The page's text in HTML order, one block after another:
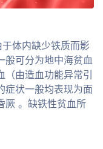
体内缺少铁质而影
般可分为地中海贫血
（由造血功能异常引
症状一般均表现为面
厥 。缺铁性贫血所